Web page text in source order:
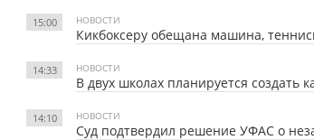
15:00 НОВОСТИ
Кикбоксеру обещана машина,
14:33 НОВОСТИ
В двух школах планируется создать
14:10 НОВОСТИ
Суд подтвердил решение УФАС о